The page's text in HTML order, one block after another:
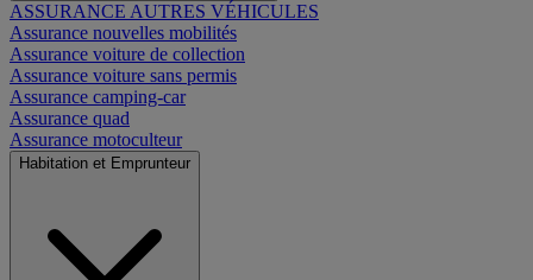
ASSURANCE AUTRES VÉHICULES
Assurance nouvelles mobilités
Assurance voiture de collection
Assurance voiture sans permis
Assurance camping-car
Assurance quad
Assurance motoculteur
Habitation et Emprunteur